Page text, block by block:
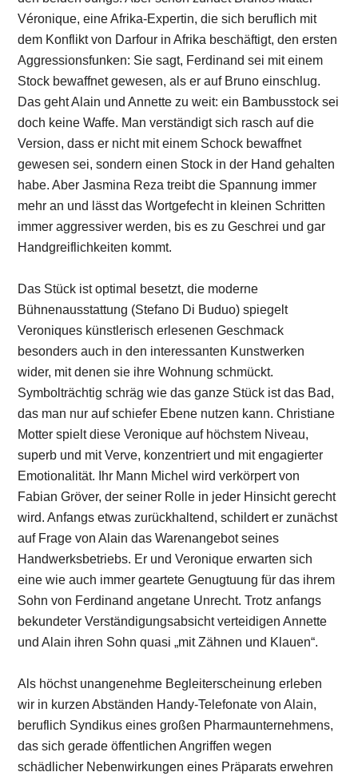
Véronique, eine Afrika-Expertin, die sich beruflich mit
dem Konflikt von Darfour in Afrika beschäftigt, den ersten
Aggressionsfunken: Sie sagt, Ferdinand sei mit einem
Stock bewaffnet gewesen, als er auf Bruno einschlug.
Das geht Alain und Annette zu weit: ein Bambusstock sei
doch keine Waffe. Man verständigt sich rasch auf die
Version, dass er nicht mit einem Schock bewaffnet
gewesen sei, sondern einen Stock in der Hand gehalten
habe. Aber Jasmina Reza treibt die Spannung immer
mehr an und lässt das Wortgefecht in kleinen Schritten
immer aggressiver werden, bis es zu Geschrei und gar
Handgreiflichkeiten kommt.
Das Stück ist optimal besetzt, die moderne
Bühnenausstattung (Stefano Di Buduo) spiegelt
Veroniques künstlerisch erlesenen Geschmack
besonders auch in den interessanten Kunstwerken
wider, mit denen sie ihre Wohnung schmückt.
Symbolträchtig schräg wie das ganze Stück ist das Bad,
das man nur auf schiefer Ebene nutzen kann. Christiane
Motter spielt diese Veronique auf höchstem Niveau,
superb und mit Verve, konzentriert und mit engagierter
Emotionalität. Ihr Mann Michel wird verkörpert von
Fabian Gröver, der seiner Rolle in jeder Hinsicht gerecht
wird. Anfangs etwas zurückhaltend, schildert er zunächst
auf Frage von Alain das Warenangebot seines
Handwerksbetriebs. Er und Veronique erwarten sich
eine wie auch immer geartete Genugtuung für das ihrem
Sohn von Ferdinand angetane Unrecht. Trotz anfangs
bekundeter Verständigungsabsicht verteidigen Annette
und Alain ihren Sohn quasi „mit Zähnen und Klauen“.
Als höchst unangenehme Begleiterscheinung erleben
wir in kurzen Abständen Handy-Telefonate von Alain,
beruflich Syndikus eines großen Pharmaunternehmens,
das sich gerade öffentlichen Angriffen wegen
schädlicher Nebenwirkungen eines Präparats erwehren